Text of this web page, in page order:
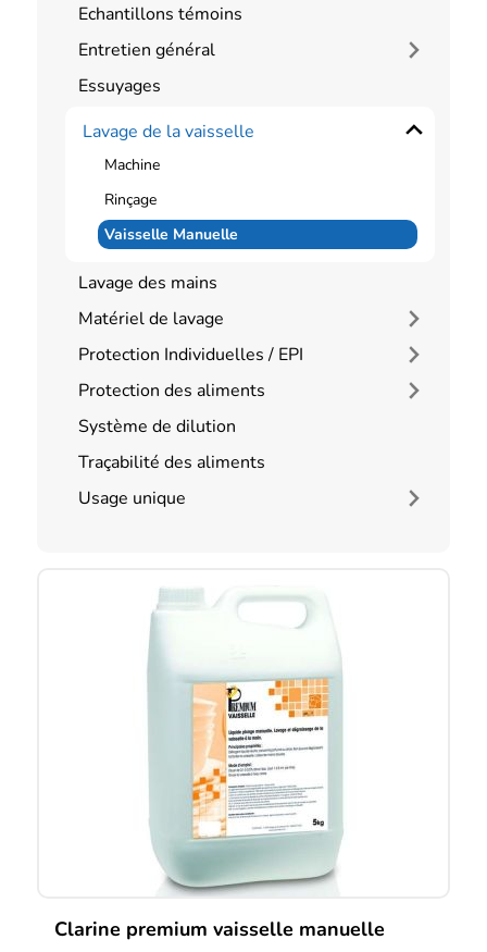
Echantillons témoins
Entretien général
Essuyages
Lavage de la vaisselle
Machine
Rinçage
Vaisselle Manuelle
Lavage des mains
Matériel de lavage
Protection Individuelles / EPI
Protection des aliments
Système de dilution
Traçabilité des aliments
Usage unique
Clarine premium vaisselle manuelle